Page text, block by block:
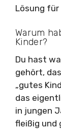
Lösung für
Warum
Kinder?
Du hast
gehört,
„gutes
das
in jungen
fleißig und